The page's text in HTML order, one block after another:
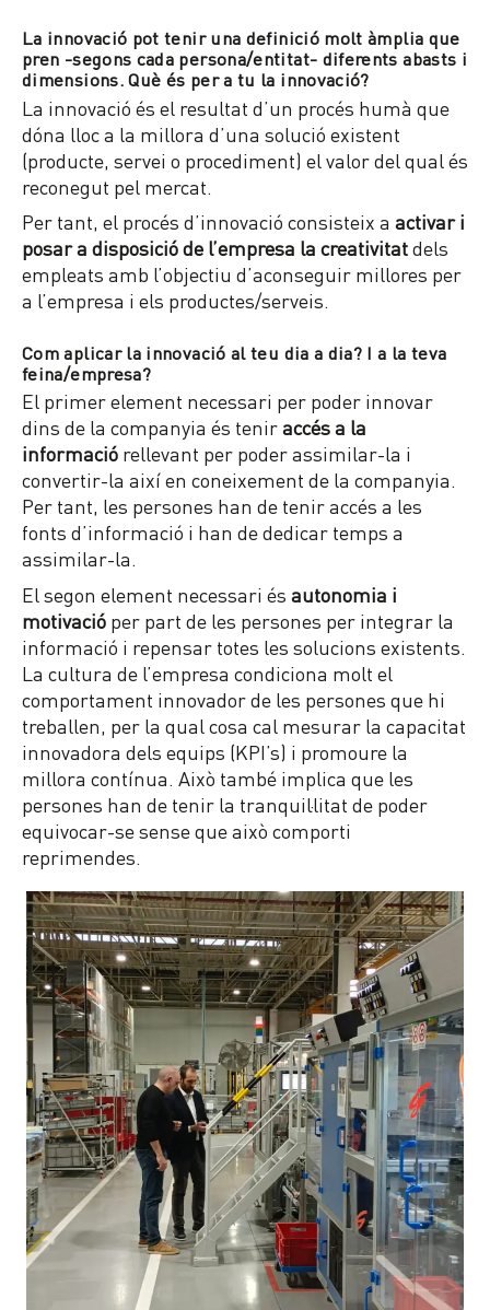
La innovació pot tenir una definició molt àmplia que
pren -segons cada persona/entitat- diferents abasts i
dimensions. Què és per a tu la innovació?
La innovació és el resultat d’un procés humà que
dóna lloc a la millora d’una solució existent
(producte, servei o procediment) el valor del qual és
reconegut pel mercat.
Per tant, el procés d’innovació consisteix a activar i
posar a disposició de l’empresa la creativitatdels
empleats amb l’objectiu d’aconseguir millores per
a l’empresa i els productes/serveis.
Com aplicar la innovació al teu dia a dia? I a la teva
feina/empresa?
El primer element necessari per poder innovar
dins de la companyia és teniraccés a la
informació rellevant per poder assimilar-la i
convertir-la així en coneixement de la companyia.
Per tant, les persones han de tenir accés a les
fonts d’informació i han de dedicar temps a
assimilar-la.
El segon element necessari és autonomia i
motivació per part de les persones per integrar la
informació i repensar totes les solucions existents.
La cultura de l’empresa condiciona molt el
comportament innovador de les persones que hi
treballen, per la qual cosa cal mesurar la capacitat
innovadora dels equips (KPI’s) i promoure la
millora contínua. Això també implica que les
persones han de tenir la tranquil·litat de poder
equivocar-se sense que això comporti
reprimendes.